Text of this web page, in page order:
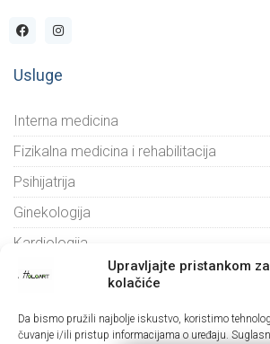
Upravljajte pristankom za
kolačiće
Da bismo pružili najbolje iskustvo, koristimo
čuvanje i/ili pristup informacijama o uređaju.
Usluge
Interna medicina
Fizikalna medicina i rehabilitacija
Psihijatrija
Ginekologija
Kardiologija
Korisni linkovi
Naručite se